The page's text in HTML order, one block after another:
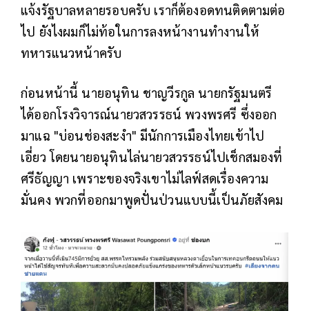
แจ้งรัฐบาลหลายรอบครับ เราก็ต้องอดทนติดตามต่อ
ไป ยังไงผมก็ไม่ท้อในการลงหน้างานทำงานให้
ทหารแนวหน้าครับ
ก่อนหน้านี้ นายอนุทิน ชาญวีรกูล นายกรัฐมนตรี
ได้ออกโรงวิจารณ์นายวสวรรธน์ พวงพรศรี ซึ่งออก
มาแฉ "บ่อนช่องสะงำ" มีนักการเมืองไทยเข้าไป
เอี่ยว โดยนายอนุทินไล่นายวสวรรธน์ไปเช็กสมองที่
ศรีธัญญา เพราะของจริงเขาไม่ไลฟ์สดเรื่องความ
มั่นคง พวกที่ออกมาพูดปั่นป่วนแบบนี้เป็นภัยสังคม